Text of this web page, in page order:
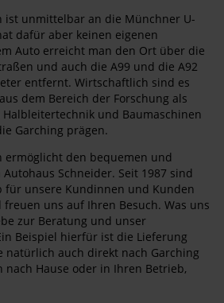
ist unmittelbar an die Münchner U-
dafür aber keinen eigenen
Auto erreicht man den Ort über die
und auch die A99 und die A92
entfernt. Wirtschaftlich sind es
dem Bereich der Forschung als
und Baumaschinen
Garching prägen.
ermöglicht den bequemen und
Schneider. Seit 1987 sind
für unsere Kundinnen und Kunden
uns auf Ihren Besuch. Was uns
zur Beratung und unser
Beispiel hierfür ist die Lieferung
natürlich auch direkt nach Garching
nach Hause oder in Ihren Betrieb,